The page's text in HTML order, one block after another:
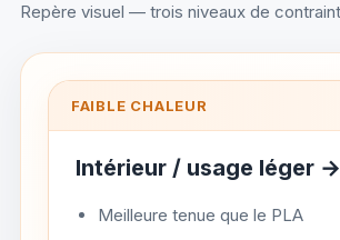
Repère visuel — trois niveaux de
FAIBLE CHALEUR
Intérieur / usage léger →
Meilleure tenue que le PLA